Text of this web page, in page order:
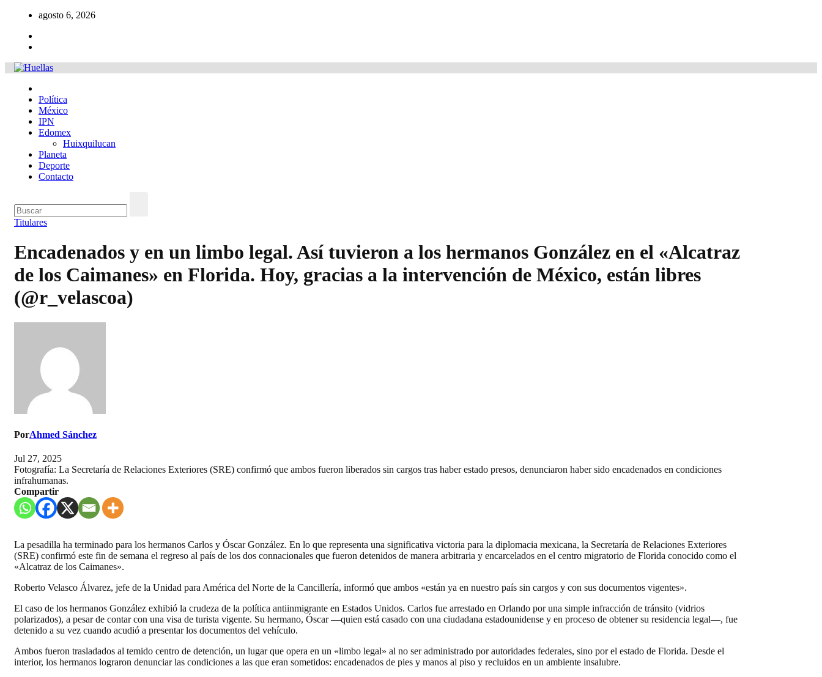
contenido
agosto 6, 2026
Política
México
IPN
Edomex
Huixquilucan
Planeta
Deporte
Contacto
Titulares
Encadenados y en un limbo legal. Así tuvieron a los hermanos González en el «Alcatraz
de los Caimanes» en Florida. Hoy, gracias a la intervención de México, están libres
(@r_velascoa)
PorAhmed Sánchez
Jul 27, 2025
Fotografía: La Secretaría de Relaciones Exteriores (SRE) confirmó que ambos fueron liberados sin cargos tras haber estado presos, denunciaron haber sido encadenados en condiciones
infrahumanas.
Compartir
La pesadilla ha terminado para los hermanos Carlos y Óscar González. En lo que representa una significativa victoria para la diplomacia mexicana, la Secretaría de Relaciones Exteriores
(SRE) confirmó este fin de semana el regreso al país de los dos connacionales que fueron detenidos de manera arbitraria y encarcelados en el centro migratorio de Florida conocido como el
«Alcatraz de los Caimanes».
Roberto Velasco Álvarez, jefe de la Unidad para América del Norte de la Cancillería, informó que ambos «están ya en nuestro país sin cargos y con sus documentos vigentes».
El caso de los hermanos González exhibió la crudeza de la política antiinmigrante en Estados Unidos. Carlos fue arrestado en Orlando por una simple infracción de tránsito (vidrios
polarizados), a pesar de contar con una visa de turista vigente. Su hermano, Óscar —quien está casado con una ciudadana estadounidense y en proceso de obtener su residencia legal—, fue
detenido a su vez cuando acudió a presentar los documentos del vehículo.
Ambos fueron trasladados al temido centro de detención, un lugar que opera en un «limbo legal» al no ser administrado por autoridades federales, sino por el estado de Florida. Desde el
interior, los hermanos lograron denunciar las condiciones a las que eran sometidos: encadenados de pies y manos al piso y recluidos en un ambiente insalubre.